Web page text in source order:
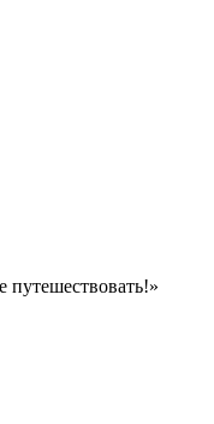
путешествовать!»